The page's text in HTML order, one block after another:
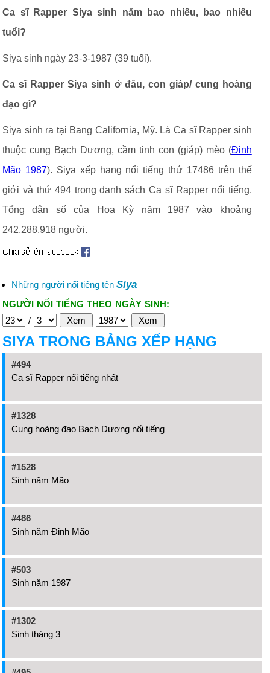
Ca sĩ Rapper Siya sinh năm bao nhiêu, bao nhiêu
tuổi?
Siya sinh ngày 23-3-1987 (39 tuổi).
Ca sĩ Rapper Siya sinh ở đâu, con giáp/ cung hoàng
đạo gì?
Siya sinh ra tại Bang California, Mỹ. Là Ca sĩ Rapper sinh
thuộc cung Bạch Dương, cầm tinh con (giáp) mèo (Đinh
Mão 1987). Siya xếp hạng nổi tiếng thứ 17486 trên thế
giới và thứ 494 trong danh sách Ca sĩ Rapper nổi tiếng.
Tổng dân số của Hoa Kỳ năm 1987 vào khoảng
242,288,918 người.
Những người nổi tiếng tên Siya
NGƯỜI NỔI TIẾNG THEO NGÀY SINH:
/
SIYA TRONG BẢNG XẾP HẠNG
#494
Ca sĩ Rapper nổi tiếng nhất
#1328
Cung hoàng đạo Bạch Dương nổi tiếng
#1528
Sinh năm Mão
#486
Sinh năm Đinh Mão
#503
Sinh năm 1987
#1302
Sinh tháng 3